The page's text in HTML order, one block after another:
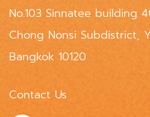
No.103 Sinnatee building
Chong Nonsi Subdistrict,
Bangkok 10120
Contact Us